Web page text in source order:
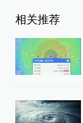
相关推荐